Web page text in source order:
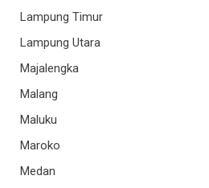
Lampung Timur
Lampung Utara
Majalengka
Malang
Maluku
Maroko
Medan